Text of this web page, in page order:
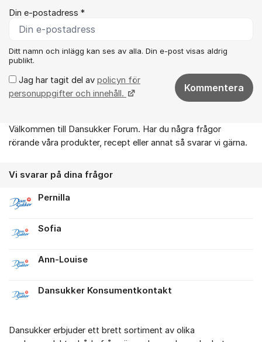
Din e-postadress *
Ditt namn och inlägg kan ses av alla. Din e-post visas aldrig
publikt.
Jag har tagit del av policyn för
personuppgifter och innehåll.
Kommentera
Om forumet
Välkommen till Dansukker Forum. Har du några frågor
rörande våra produkter, recept eller annat så svarar vi gärna.
Vi svarar på dina frågor
Pernilla
Sofia
Ann-Louise
Dansukker Konsumentkontakt
Dansukker erbjuder ett brett sortiment av olika